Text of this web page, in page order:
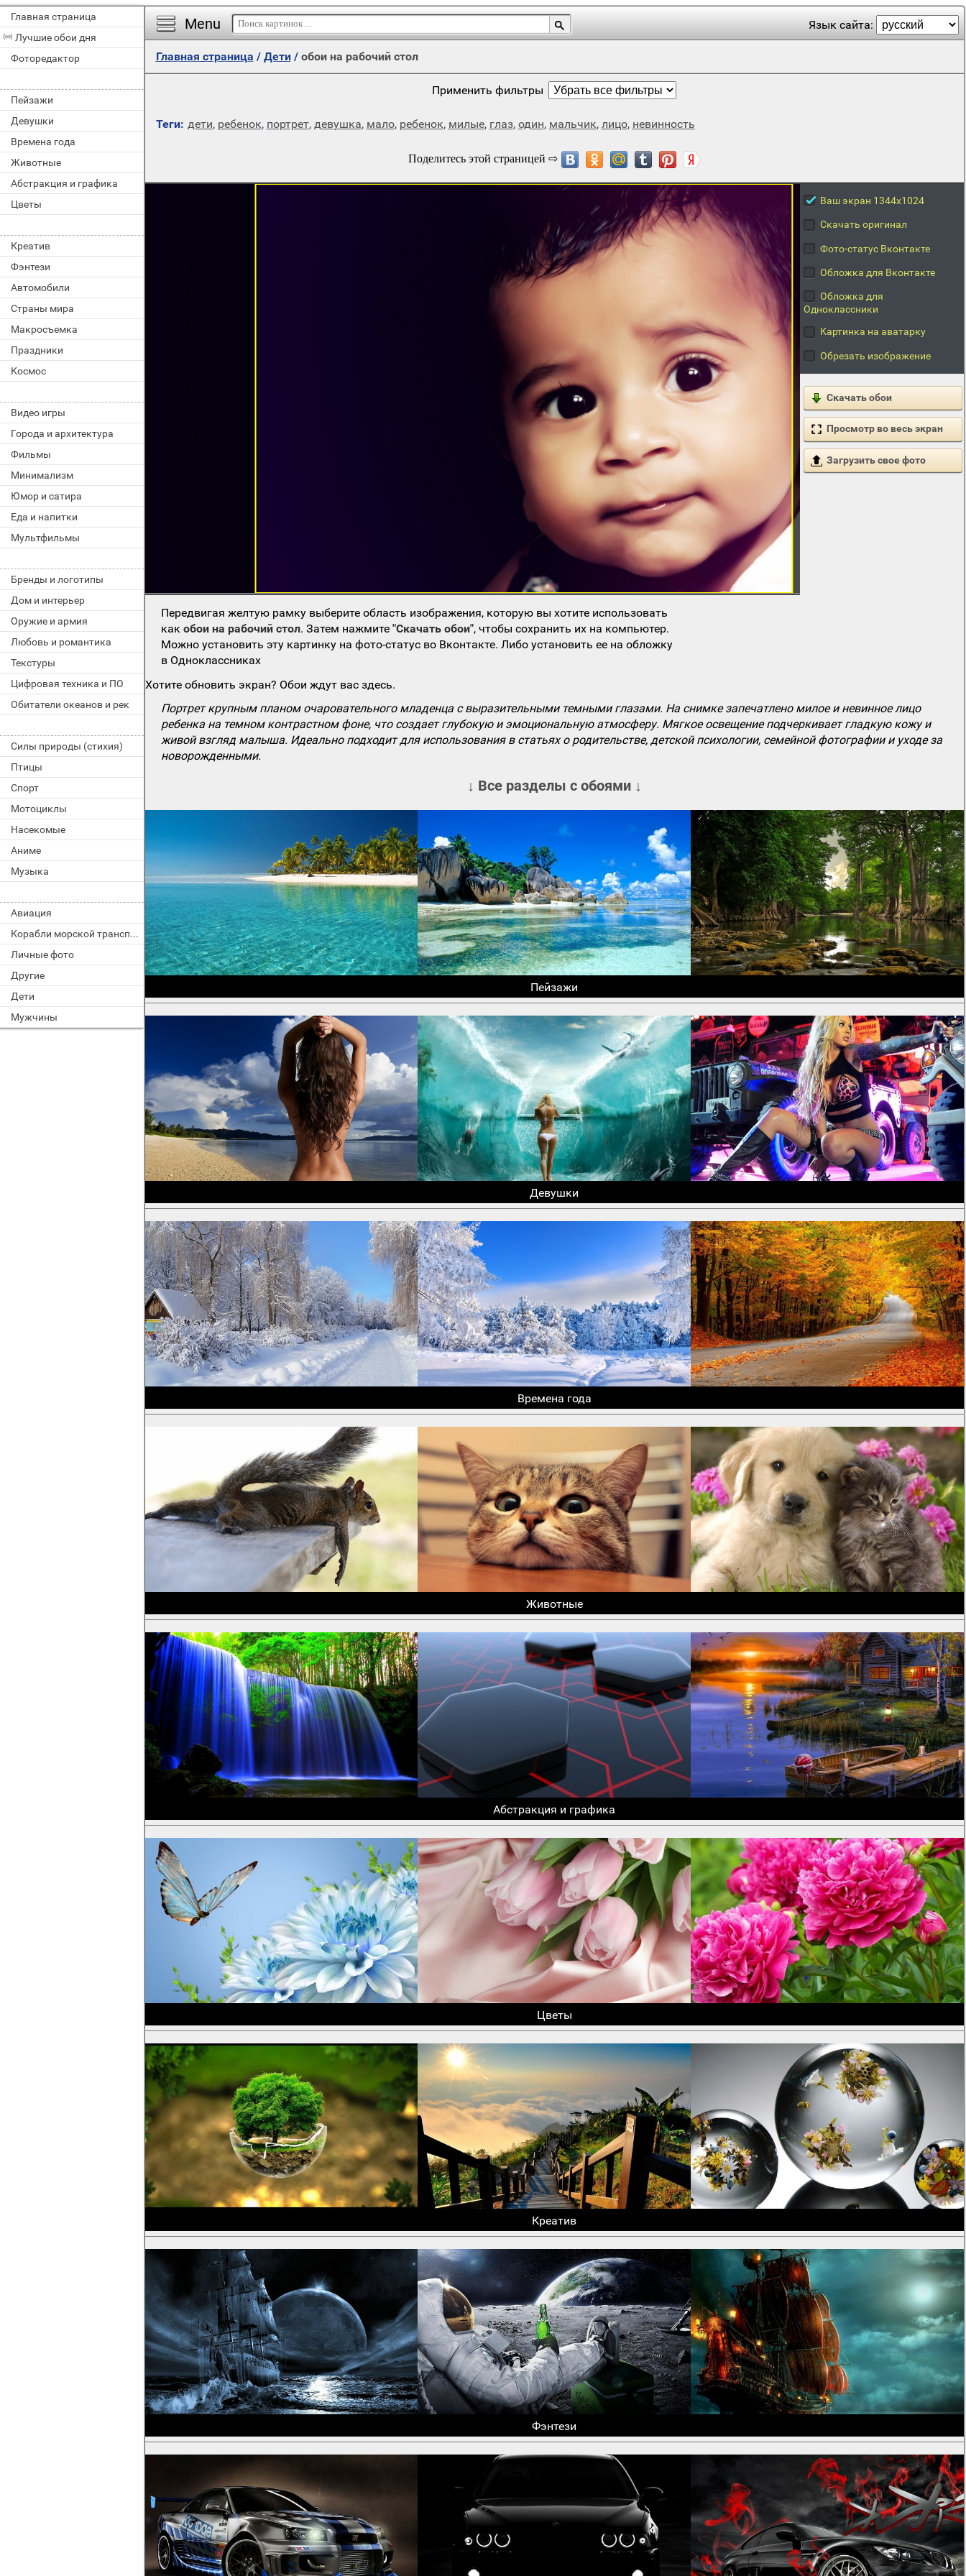
Главная страница
Лучшие обои дня
Фоторедактор
Пейзажи
Девушки
Времена года
Животные
Абстракция и графика
Цветы
Креатив
Фэнтези
Автомобили
Страны мира
Макросъемка
Праздники
Космос
Видео игры
Города и архитектура
Фильмы
Минимализм
Юмор и сатира
Еда и напитки
Мультфильмы
Бренды и логотипы
Дом и интерьер
Оружие и армия
Любовь и романтика
Текстуры
Цифровая техника и ПО
Обитатели океанов и рек
Силы природы (стихия)
Птицы
Спорт
Мотоциклы
Насекомые
Аниме
Музыка
Авиация
Корабли морской транспорт
Личные фото
Другие
Дети
Мужчины
Menu Язык сайта:
Главная страница / Дети/ обои на рабочий стол
Применить фильтры
Теги: дети, ребенок, портрет, девушка, мало, ребенок, милые, глаз, один, мальчик, лицо, невинность
Ваш экран 1344x1024
Скачать оригинал
Фото-статус Вконтакте
Обложка для Вконтакте
Обложка для
Одноклассники
Картинка на аватарку
Обрезать изображение
Скачать обои
Просмотр во весь экран
Загрузить свое фото
Передвигая желтую рамку выберите область изображения, которую вы хотите использовать
какобои на рабочий стол. Затем нажмите"Скачать обои", чтобы сохранить их на компьютер.
Можно установить эту картинку на фото-статус во Вконтакте. Либо установить ее на обложку
в Одноклассниках
Хотите обновить экран? Обои ждут вас здесь.
Портрет крупным планом очаровательного младенца с выразительными темными глазами. На снимке запечатлено милое и невинное лицо
ребенка на темном контрастном фоне, что создает глубокую и эмоциональную атмосферу. Мягкое освещение подчеркивает гладкую кожу и
живой взгляд малыша. Идеально подходит для использования в статьях о родительстве, детской психологии, семейной фотографии и уходе за
новорожденными.
↓ Все разделы с обоями ↓
Пейзажи
Девушки
Времена года
Животные
Абстракция и графика
Цветы
Креатив
Фэнтези